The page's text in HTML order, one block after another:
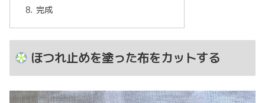
完成
ほつれ止めを塗った布をカットする